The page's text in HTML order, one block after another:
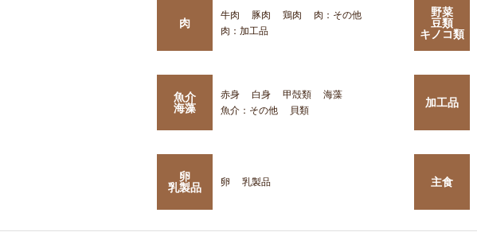
肉
牛肉 豚肉 鶏肉
肉：その他
肉：加工品
野菜
豆類
キノコ類
魚介
海藻
赤身 白身 甲殻類
海藻
魚介：その他
貝類
加工品
卵
乳製品
卵 乳製品 主食